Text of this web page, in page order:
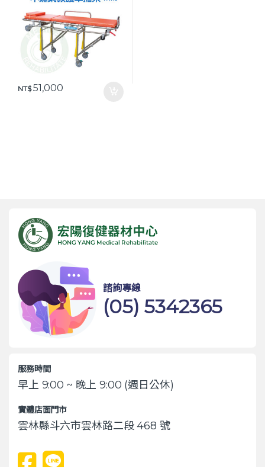
NT$51,000
諮詢專線
(05) 5342365
服務時間
早上 9:00 ~ 晚上 9:00 (週日公休)
實體店面門市
雲林縣斗六市雲林路二段 468 號